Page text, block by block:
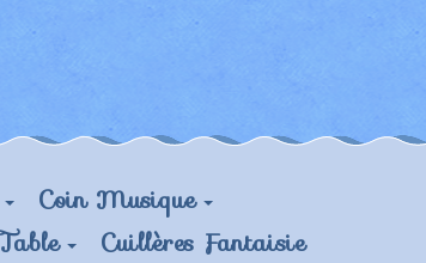
Coin Musique
Cuillères Fantaisie